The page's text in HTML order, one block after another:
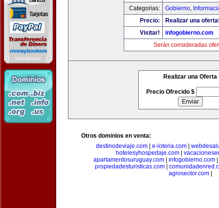
Categorias:
Gobierno,
Precio:
Realizar una
Visitar!
infogobierno.com
Serán consideradas
Realizar una Oferta
Precio Ofrecido $
Otros dominios en venta:
destinodeviaje.com
e-loteria.com
hotelesyhospedaje.com
apartamentosuruguay.com
infogobierno.com
propiedadesturisticas.com|
agrosector.com|